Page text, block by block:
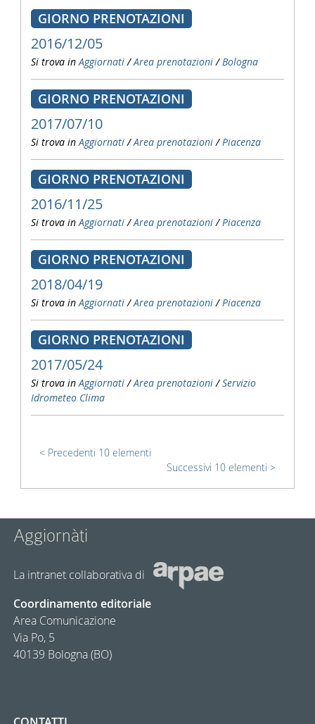
GIORNO PRENOTAZIONI
2016/12/05
Si trova in Aggiornati /Area prenotazioni /Bologna
GIORNO PRENOTAZIONI
2017/07/10
Si trova in Aggiornati /Area prenotazioni /Piacenza
GIORNO PRENOTAZIONI
2016/11/25
Si trova in Aggiornati /Area prenotazioni /Piacenza
GIORNO PRENOTAZIONI
2018/04/19
Si trova in Aggiornati /Area prenotazioni /Piacenza
GIORNO PRENOTAZIONI
2017/05/24
Si trova in Aggiornati /Area prenotazioni /Servizio
Idrometeo Clima
Precedenti 10 elementi
Successivi 10 elementi
Aggiornàti
La intranet collaborativa di
Coordinamento editoriale
Area Comunicazione
Via Po, 5
40139 Bologna (BO)